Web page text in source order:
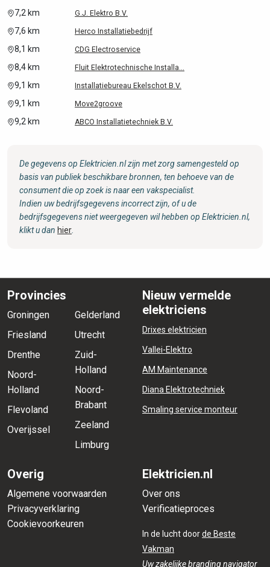
7,2 km G.J. Elektro B.V.
7,6 km Herco Installatiebedrijf
8,1 km CDG Electroservice
8,4 km Fluit Elektrotechnische Installa...
9,1 km Installatiebureau Ekelschot B.V.
9,1 km Move2groove
9,2 km ABCO Installatietechniek B.V.
De gegevens op Elektricien.nl zijn met zorg samengesteld op
basis van publiek beschikbare bronnen, ten behoeve van de
consument die op zoek is naar een vakspecialist.
Indien uw bedrijfsgegevens incorrect zijn, of u de
bedrijfsgegevens niet weergegeven wil hebben op Elektricien.nl,
klikt u dan hier
Provincies
Groningen
Friesland
Drenthe
Noord-
Holland
Flevoland
Overijssel
Gelderland
Utrecht
Zuid-
Holland
Noord-
Brabant
Zeeland
Limburg
Nieuw vermelde
elektriciens
Drixes elektricien
Vallei-Elektro
AM Maintenance
Diana Elektrotechniek
Smaling service monteur
Overig
Algemene voorwaarden
Privacyverklaring
Cookievoorkeuren
Elektricien.nl
Over ons
Verificatieproces
In de lucht doorde Beste
Vakman
Uw zakelijke branding navigator